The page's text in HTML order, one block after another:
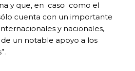
y que, en caso como el
cuenta con un importante
y nacionales,
un notable apoyo a los